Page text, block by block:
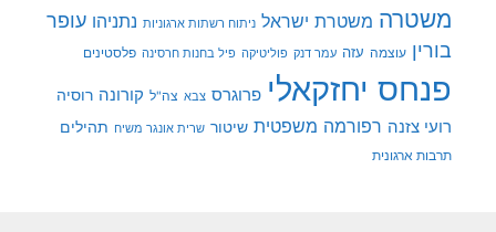
משטרה משטרת ישראל ניתוח רשתות ארגוניות נתניהו עופר
בורין עוצמה עזה עמר דנק פוליטיקה פיל בחנות חרסינה פלסטינים
פנחס יחזקאלי פרוגרס צבא צה"ל קורונה רוסיה
רועי צזנה רפורמה משפטית שיטור שרית אונגר משיח תהילים
תרבות ארגונית